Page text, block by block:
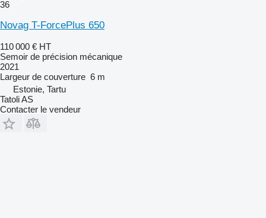
36
Novag T-ForcePlus 650
110 000 € HT
Semoir de précision mécanique
2021
Largeur de couverture 6 m
Estonie, Tartu
Tatoli AS
Contacter le vendeur